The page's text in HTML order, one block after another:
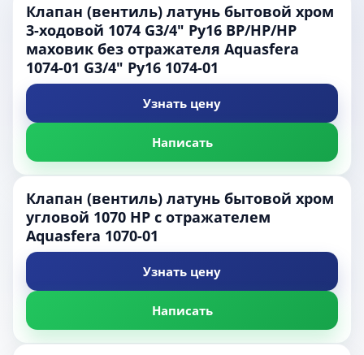
Клапан (вентиль) латунь бытовой хром
3-ходовой 1074 G3/4" Ру16 ВР/НР/НР
маховик без отражателя Aquasfera
1074-01 G3/4" Ру16 1074-01
Узнать цену
Написать
Клапан (вентиль) латунь бытовой хром
угловой 1070 НР с отражателем
Aquasfera 1070-01
Узнать цену
Написать